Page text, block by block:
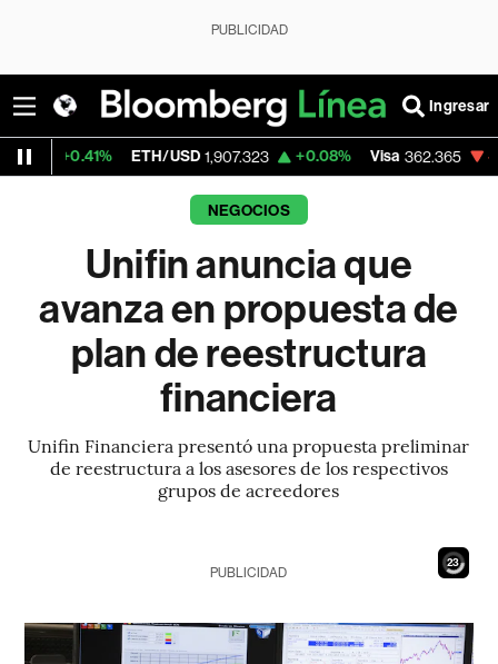
PUBLICIDAD
Ingresar
ETH/USD 1,907.323 +0.08% Visa 362.365 -2.19%
NEGOCIOS
Unifin anuncia que
avanza en propuesta de
plan de reestructura
financiera
Unifin Financiera presentó una propuesta preliminar
de reestructura a los asesores de los respectivos
grupos de acreedores
21
PUBLICIDAD